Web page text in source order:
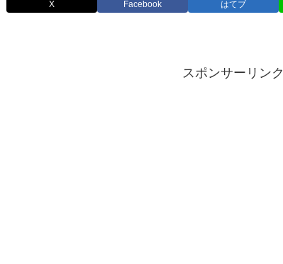
X Facebook はてブ
スポンサーリンク